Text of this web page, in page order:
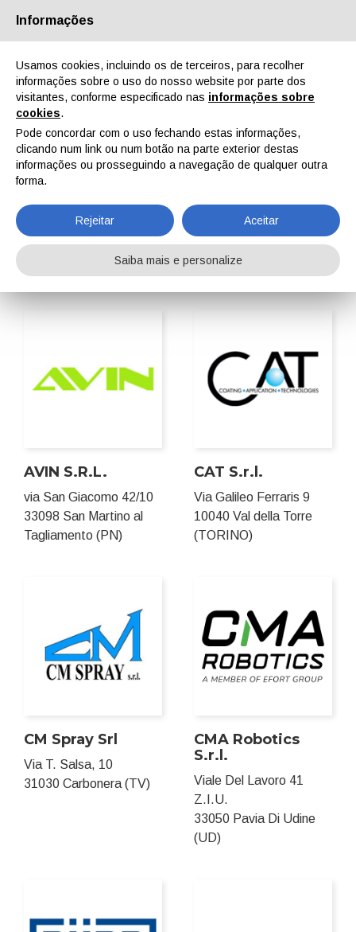
Quem Somos Parceiros Contactos Área reservada
EN IT DE ES PT
Home ipcmPedia Buscar por categoria Sistemas de aplicação de pintura líquida
AVIN S.R.L.
via San Giacomo 42/10
33098 San Martino al
Tagliamento (PN)
CAT S.r.l.
Via Galileo Ferraris 9
10040 Val della Torre
(TORINO)
CM Spray Srl
Via T. Salsa, 10
31030 Carbonera (TV)
CMA Robotics
S.r.l.
Viale Del Lavoro 41
Z.I.U.
33050 Pavia Di Udine
(UD)
Informações
Usamos cookies, incluindo os de terceiros, para recolher
informações sobre o uso do nosso website por parte dos
visitantes, conforme especificado nas informações sobre
cookies.
Pode concordar com o uso fechando estas informações,
clicando num link ou num botão na parte exterior destas
informações ou prosseguindo a navegação de qualquer outra
forma.
Rejeitar Aceitar
Saiba mais e personalize